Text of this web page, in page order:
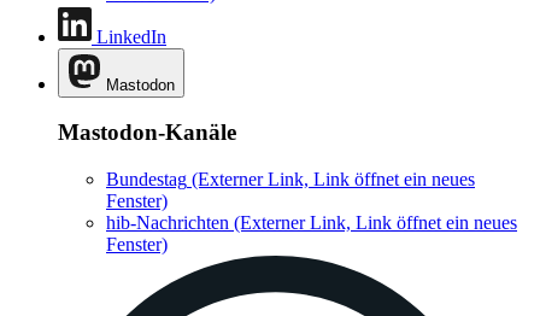
LinkedIn
Mastodon
Mastodon-Kanäle
Bundestag (Externer Link, Link öffnet ein neues
Fenster)
hib-Nachrichten (Externer Link, Link öffnet ein neues
Fenster)